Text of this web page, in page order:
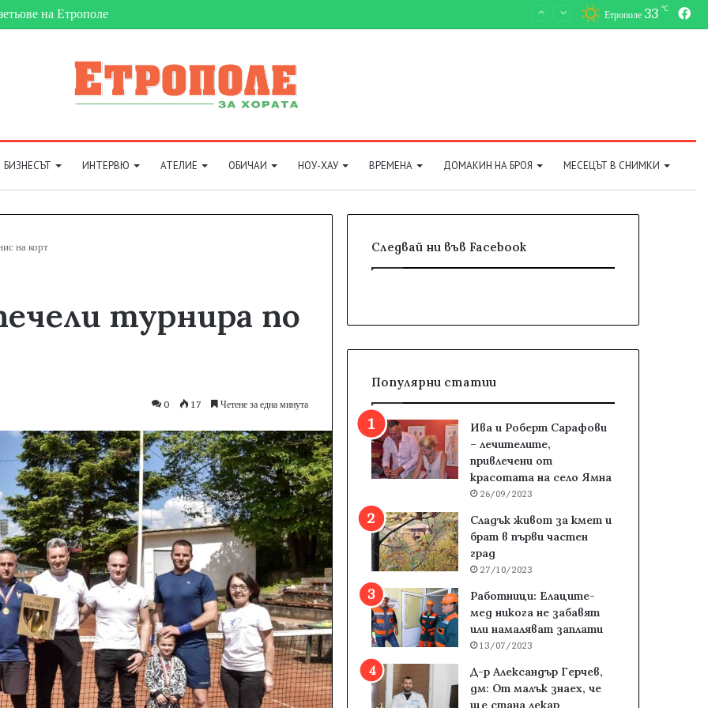
на Етрополе Етрополе 33 ℃
БИЗНЕСЪТ ИНТЕРВЮ АТЕЛИЕ ОБИЧАИ НОУ-ХАУ ВРЕМЕНА ДОМАКИН НА БРОЯ МЕСЕЦЪТ В СНИМКИ
на корт
турнира по
0 17 Четене за една минута
Следвай ни във Facebook
Популярни статии
Ива и Роберт Сарафови
– лечителите,
привлечени от
красотата на село Ямна
26/09/2023
Сладък живот за кмет и
брат в първи частен
град
27/10/2023
Работници: Елаците-
мед никога не забавят
или намаляват заплати
13/07/2023
Д-р Александър Герчев,
дм: От малък знаех, че
ще стана лекар